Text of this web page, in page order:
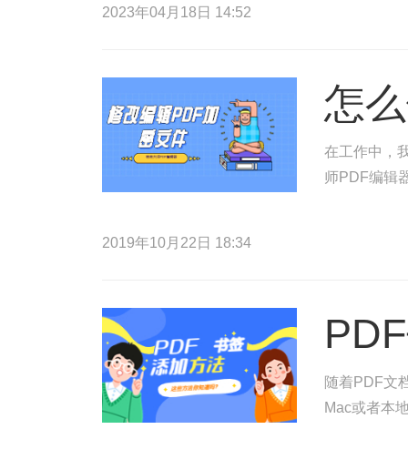
2023年04月18日 14:52
怎
在工作中，
师PDF编辑
2019年10月22日 18:34
随着PDF文
Mac或者本